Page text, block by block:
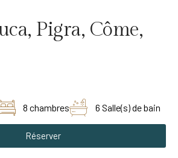
Pigra, Côme,
8 chambres 6 Salle(s) de bain
Réserver